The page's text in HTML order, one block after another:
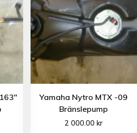
Yamaha Nytro MTX -09
Bränslepump
2 000.00kr